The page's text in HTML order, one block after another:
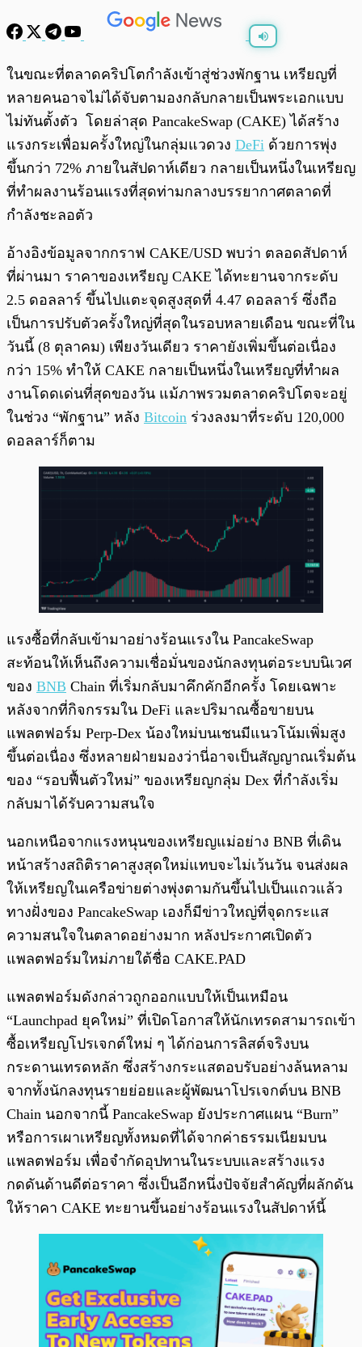
พร้อมเล่น /
ในขณะที่ตลาดคริปโตกำลังเข้าสู่ช่วงพักฐาน เหรียญที่
หลายคนอาจไม่ได้จับตามองกลับกลายเป็นพระเอกแบบ
ไม่ทันตั้งตัว โดยล่าสุด PancakeSwap (CAKE) ได้สร้าง
แรงกระเพื่อมครั้งใหญ่ในกลุ่มแวดวง DeFi ด้วยการพุ่ง
ขึ้นกว่า 72% ภายในสัปดาห์เดียว กลายเป็นหนึ่งในเหรียญ
ที่ทำผลงานร้อนแรงที่สุดท่ามกลางบรรยากาศตลาดที่
กำลังชะลอตัว
อ้างอิงข้อมูลจากกราฟ CAKE/USD พบว่า ตลอดสัปดาห์
ที่ผ่านมา ราคาของเหรียญ CAKE ได้ทะยานจากระดับ
2.5 ดอลลาร์ ขึ้นไปแตะจุดสูงสุดที่ 4.47 ดอลลาร์ ซึ่งถือ
เป็นการปรับตัวครั้งใหญ่ที่สุดในรอบหลายเดือน ขณะที่ใน
วันนี้ (8 ตุลาคม) เพียงวันเดียว ราคายังเพิ่มขึ้นต่อเนื่อง
กว่า 15% ทำให้ CAKE กลายเป็นหนึ่งในเหรียญที่ทำผล
งานโดดเด่นที่สุดของวัน แม้ภาพรวมตลาดคริปโตจะอยู่
ในช่วง “พักฐาน” หลัง Bitcoin ร่วงลงมาที่ระดับ 120,000
ดอลลาร์ก็ตาม
แรงซื้อที่กลับเข้ามาอย่างร้อนแรงใน PancakeSwap
สะท้อนให้เห็นถึงความเชื่อมั่นของนักลงทุนต่อระบบนิเวศ
ของ BNB Chain ที่เริ่มกลับมาคึกคักอีกครั้ง โดยเฉพาะ
หลังจากที่กิจกรรมใน DeFi และปริมาณซื้อขายบน
แพลตฟอร์ม Perp-Dex น้องใหม่บนเชนมีแนวโน้มเพิ่มสูง
ขึ้นต่อเนื่อง ซึ่งหลายฝ่ายมองว่านี่อาจเป็นสัญญาณเริ่มต้น
ของ “รอบฟื้นตัวใหม่” ของเหรียญกลุ่ม Dex ที่กำลังเริ่ม
กลับมาได้รับความสนใจ
นอกเหนือจากแรงหนุนของเหรียญแม่อย่าง BNB ที่เดิน
หน้าสร้างสถิติราคาสูงสุดใหม่แทบจะไม่เว้นวัน จนส่งผล
ให้เหรียญในเครือข่ายต่างพุ่งตามกันขึ้นไปเป็นแถวแล้ว
ทางฝั่งของ PancakeSwap เองก็มีข่าวใหญ่ที่จุดกระแส
ความสนใจในตลาดอย่างมาก หลังประกาศเปิดตัว
แพลตฟอร์มใหม่ภายใต้ชื่อ CAKE.PAD
แพลตฟอร์มดังกล่าวถูกออกแบบให้เป็นเหมือน
“Launchpad ยุคใหม่” ที่เปิดโอกาสให้นักเทรดสามารถเข้า
ซื้อเหรียญโปรเจกต์ใหม่ ๆ ได้ก่อนการลิสต์จริงบน
กระดานเทรดหลัก ซึ่งสร้างกระแสตอบรับอย่างล้นหลาม
จากทั้งนักลงทุนรายย่อยและผู้พัฒนาโปรเจกต์บน BNB
Chain นอกจากนี้ PancakeSwap ยังประกาศแผน “Burn”
หรือการเผาเหรียญทั้งหมดที่ได้จากค่าธรรมเนียมบน
แพลตฟอร์ม เพื่อจำกัดอุปทานในระบบและสร้างแรง
กดดันด้านดีต่อราคา ซึ่งเป็นอีกหนึ่งปัจจัยสำคัญที่ผลักดัน
ให้ราคา CAKE ทะยานขึ้นอย่างร้อนแรงในสัปดาห์นี้